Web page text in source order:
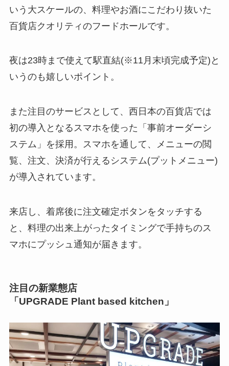
いう大スケールの、料理やお酒にこだわり抜いた
百貨店クオリティのフードホールです。
夜は23時まで使えて駅直結(※11月末頃完成予定)と
いうのも嬉しいポイント。
また注目のサービスとして、西日本の百貨店では
初の導入となるスマホを使った「事前オーダーシ
ステム」を採用。スマホを通して、メニューの閲
覧、注文、決済が行えるシステム(プットメニュー)
が導入されています。
来店し、着席後に注文確定ボタンをタッチする
と、料理の出来上がったタイミングで手持ちのス
マホにプッシュ通知が届きます。
注目の新業態店
「UPGRADE Plant based kitchen」